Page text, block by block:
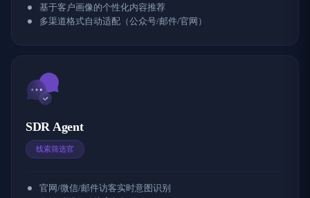
基于客户画像的个性化内容推荐
多渠道格式自动适配（公众号/邮件/官网）
SDR Agent
线索筛选官
官网/微信/邮件访客实时意图识别